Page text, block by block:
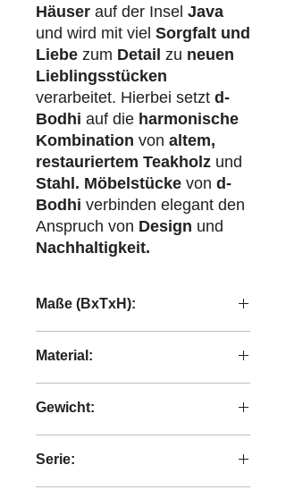
Häuser auf der Insel Java
und wird mit viel Sorgfalt und
Liebe zum Detail zu neuen
Lieblingsstücken
verarbeitet. Hierbei setzt d-
Bodhi auf die harmonische
Kombination von altem,
restauriertem Teakholz und
Stahl. Möbelstücke von d-
Bodhi verbinden elegant den
Anspruch von Design und
Nachhaltigkeit.
Maße (BxTxH):
Material:
Gewicht:
Serie: